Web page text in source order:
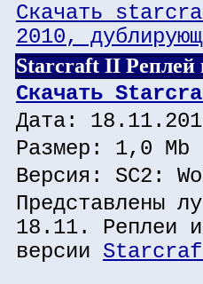
Скачать
2010,
Starcraft II Реплей
Скачать
Дата:
Размер: 1,0 Mb
Версия: SC2:
Представлены
18.11. Реплеи
версии